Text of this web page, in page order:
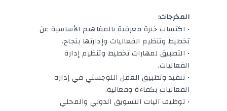
المخرجات:
• اكتساب خبرة معرفية بالمفاهيم الأساسية عن
تخطيط وتنظيم الفعاليات وإدارتها بنجاح.
• التطبيق لمهارات تخطيط وتنظيم إدارة
الفعاليات.
• تنفيذ وتطبيق العمل اللوجستي في إدارة
الفعاليات بكفاءة وفعالية.
• توظيف آليات التسويق الدولي والمحلي